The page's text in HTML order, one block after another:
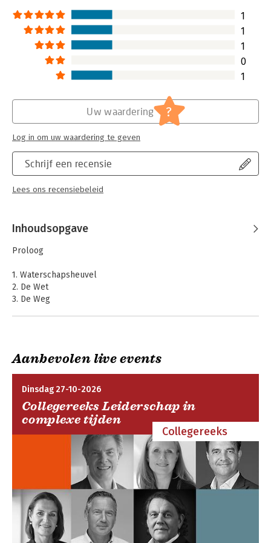
1
1
1
0
1
Schrijf een recensie
Lees ons recensiebeleid
Uw waardering ?
Log in om uw waardering te geven
Inhoudsopgave
Proloog
1. Waterschapsheuvel
2. De Wet
3. De Weg
8. De Ziel of hoe ik mezelf kan leren kennen
9. Visie, de eerste stap naar effectiviteit
10. De school
Epiloog
Literatuur
Register
Aanbevolen live events
Dinsdag 27-10-2026
Collegereeks Leiderschap in
complexe tijden
Collegereeks